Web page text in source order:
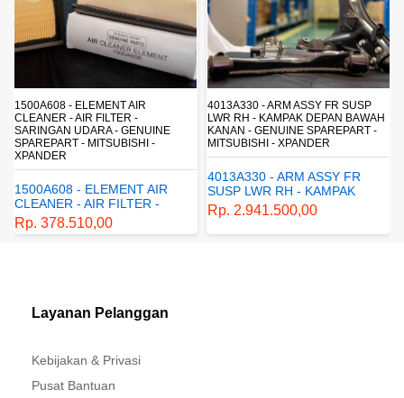
4013A330 - ARM ASSY FR SUSP
LWR RH - KAMPAK DEPAN BAWAH
KANAN - GENUINE SPAREPART -
MITSUBISHI - XPANDER
SUSP LWR RH - KAMPAK
DEPAN BAWAH KANAN -
GENUINE SPAREPART -
MITSUBISHI - XPANDER
Rp. 2.941.500,00
4162A413 - SHOCK ABSORBER RR
SUSP - SUSPENSI BELAKANG -
SHOCKBREAKER BELAKANG -
GENUINE SPAREPART -
MITSUBISHI - XPANDER
4162A413 - SHOCK
ABSORBER RR SUSP -
SUSPENSI BELAKANG -
SHOCKBREAKER BELAKANG
Rp. 1.198.800,00
Layanan Pelanggan
Kebijakan & Privasi
Pusat Bantuan